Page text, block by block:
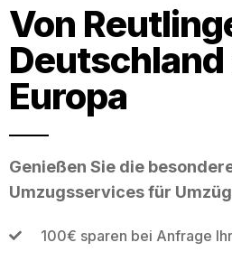
Von
Europa
Genießen Sie die
Umzugsservices für
100€ sparen bei Anfrage